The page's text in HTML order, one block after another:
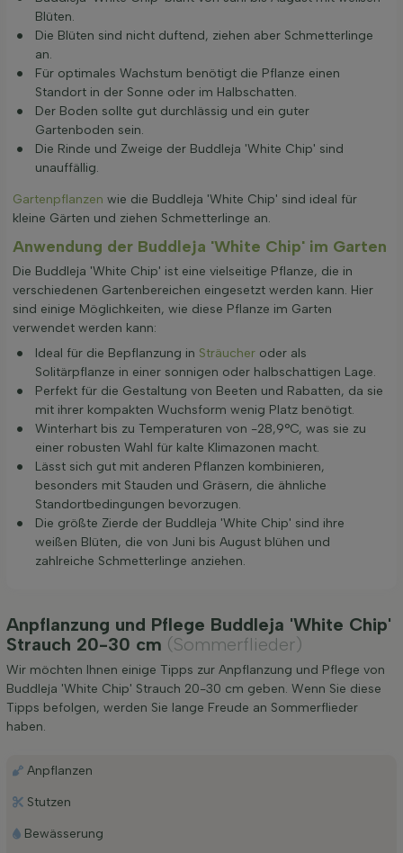
Blüten.
Die Blüten sind nicht duftend, ziehen aber Schmetterlinge
an.
Für optimales Wachstum benötigt die Pflanze einen
Standort in der Sonne oder im Halbschatten.
Der Boden sollte gut durchlässig und ein guter
Gartenboden sein.
Die Rinde und Zweige der Buddleja 'White Chip' sind
unauffällig.
Gartenpflanzen wie die Buddleja 'White Chip' sind ideal für
kleine Gärten und ziehen Schmetterlinge an.
Anwendung der Buddleja 'White Chip' im Garten
Die Buddleja 'White Chip' ist eine vielseitige Pflanze, die in
verschiedenen Gartenbereichen eingesetzt werden kann. Hier
sind einige Möglichkeiten, wie diese Pflanze im Garten
verwendet werden kann:
Ideal für die Bepflanzung in Sträucher oder als
Solitärpflanze in einer sonnigen oder halbschattigen Lage.
Perfekt für die Gestaltung von Beeten und Rabatten, da sie
mit ihrer kompakten Wuchsform wenig Platz benötigt.
Winterhart bis zu Temperaturen von -28,9°C, was sie zu
einer robusten Wahl für kalte Klimazonen macht.
Lässt sich gut mit anderen Pflanzen kombinieren,
besonders mit Stauden und Gräsern, die ähnliche
Standortbedingungen bevorzugen.
Die größte Zierde der Buddleja 'White Chip' sind ihre
weißen Blüten, die von Juni bis August blühen und
zahlreiche Schmetterlinge anziehen.
Anpflanzung und Pflege Buddleja 'White Chip'
Strauch 20-30 cm (Sommerflieder)
Wir möchten Ihnen einige Tipps zur Anpflanzung und Pflege von
Buddleja 'White Chip' Strauch 20-30 cm geben. Wenn Sie diese
Tipps befolgen, werden Sie lange Freude an Sommerflieder
haben.
Anpflanzen
Stutzen
Bewässerung